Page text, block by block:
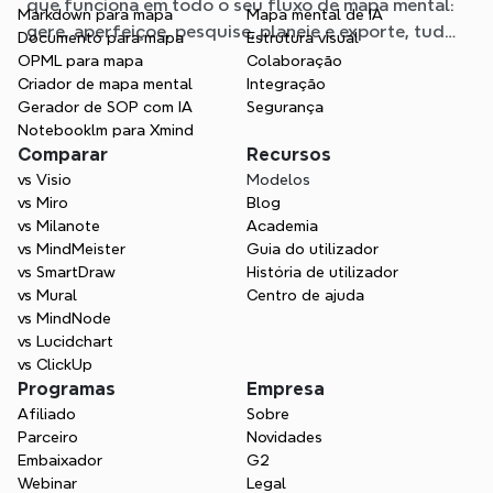
que funciona em todo o seu fluxo de mapa mental:
gere, aperfeiçoe, pesquise, planeie e exporte, tudo
sem sair do seu Mapa.
Markdown para mapa
Documento para mapa
OPML para mapa
Criador de mapa mental
Gerador de SOP com IA
Notebooklm para Xmind
Mapa mental de IA
Estrutura visual
Colaboração
Integração
Segurança
Comparar
vs Visio
vs Miro
vs Milanote
vs MindMeister
vs SmartDraw
vs Mural
vs MindNode
vs Lucidchart
vs ClickUp
Recursos
Modelos
Blog
Academia
Guia do utilizador
História de utilizador
Centro de ajuda
Programas
Afiliado
Parceiro
Embaixador
Webinar
Empresa
Sobre
Novidades
G2
Legal